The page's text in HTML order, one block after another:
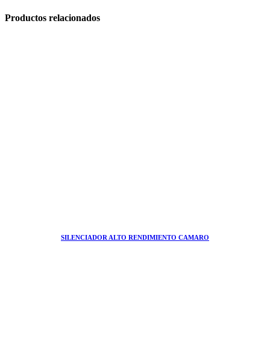
Productos relacionados
SILENCIADOR ALTO RENDIMIENTO CAMARO